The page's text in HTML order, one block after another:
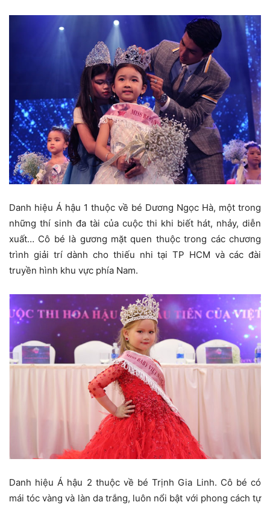
Danh hiệu Á hậu 1 thuộc về bé Dương Ngọc Hà, một trong
những thí sinh đa tài của cuộc thi khi biết hát, nhảy, diễn
xuất… Cô bé là gương mặt quen thuộc trong các chương
trình giải trí dành cho thiếu nhi tại TP HCM và các đài
truyền hình khu vực phía Nam.
Danh hiệu Á hậu 2 thuộc về bé Trịnh Gia Linh. Cô bé có
mái tóc vàng và làn da trắng, luôn nổi bật với phong cách tự